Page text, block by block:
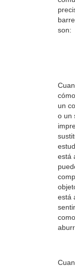
son:
un
o un
está
está